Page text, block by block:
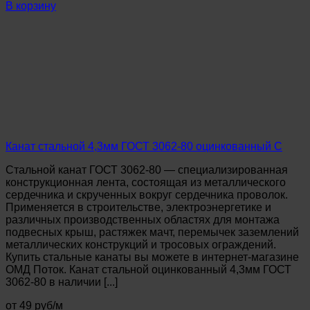
стальной
В корзину
Канат стальной 4,3мм ГОСТ 3062-80 оцинкованный С
Стальной канат ГОСТ 3062-80 — специализированная
конструкционная лента, состоящая из металлического
сердечника и скрученных вокруг сердечника проволок.
Применяется в строительстве, электроэнергетике и
различных производственных областях для монтажа
подвесных крыш, растяжек мачт, перемычек заземлений
металлических конструкций и тросовых ограждений.
Купить стальные канаты вы можете в интернет-магазине
ОМД Поток. Канат стальной оцинкованный 4,3мм ГОСТ
3062-80 в наличии [...]
от 49 руб/м